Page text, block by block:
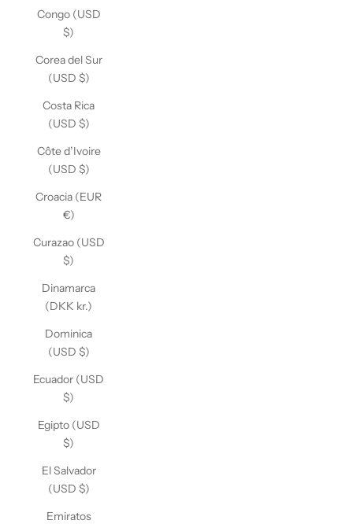
Congo (USD
$)
Corea del Sur
(USD $)
Costa Rica
(USD $)
Côte d’Ivoire
(USD $)
Croacia (EUR
€)
Curazao (USD
$)
Dinamarca
(DKK kr.)
Dominica
(USD $)
Ecuador (USD
$)
Egipto (USD
$)
El Salvador
(USD $)
Emiratos